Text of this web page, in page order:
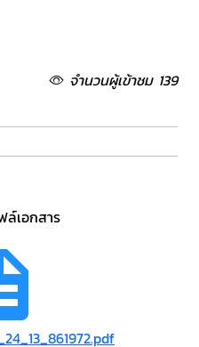
จำนวนผู้เข้าชม 139
ล์เอกสาร